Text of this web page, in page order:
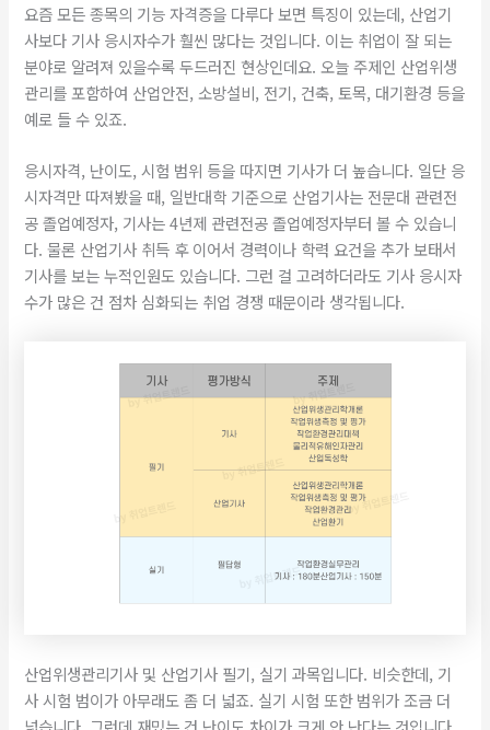
요즘 모든 종목의 기능 자격증을 다루다 보면 특징이 있는데, 산업기
사보다 기사 응시자수가 훨씬 많다는 것입니다. 이는 취업이 잘 되는
분야로 알려져 있을수록 두드러진 현상인데요. 오늘 주제인 산업위생
관리를 포함하여 산업안전, 소방설비, 전기, 건축, 토목, 대기환경 등을
예로 들 수 있죠.
​응시자격, 난이도, 시험 범위 등을 따지면 기사가 더 높습니다. 일단 응
시자격만 따져봤을 때, 일반대학 기준으로 산업기사는 전문대 관련전
공 졸업예정자, 기사는 4년제 관련전공 졸업예정자부터 볼 수 있습니
다. 물론 산업기사 취득 후 이어서 경력이나 학력 요건을 추가 보태서
기사를 보는 누적인원도 있습니다. 그런 걸 고려하더라도 기사 응시자
수가 많은 건 점차 심화되는 취업 경쟁 때문이라 생각됩니다.
산업위생관리기사 및 산업기사 필기, 실기 과목입니다. 비슷한데, 기
사 시험 범이가 아무래도 좀 더 넓죠. 실기 시험 또한 범위가 조금 더